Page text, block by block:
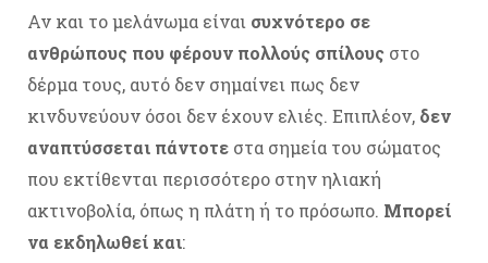
Αν και το μελάνωμα είναι συχνότερο σε
ανθρώπους που φέρουν πολλούς σπίλους στο
δέρμα τους, αυτό δεν σημαίνει πως δεν
κινδυνεύουν όσοι δεν έχουν ελιές. Επιπλέον, δεν
αναπτύσσεται πάντοτε στα σημεία του σώματος
που εκτίθενται περισσότερο στην ηλιακή
ακτινοβολία, όπως η πλάτη ή το πρόσωπο. Μπορεί
να εκδηλωθεί και: